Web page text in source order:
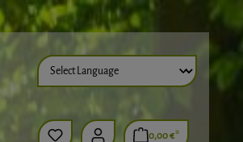
0,00 €*